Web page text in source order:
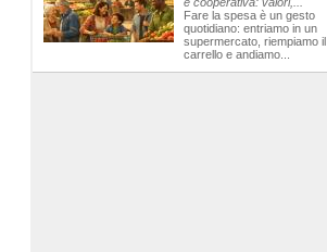
Fare la spesa è un gesto
quotidiano: entriamo in un
supermercato, riempiamo il
carrello e andiamo...